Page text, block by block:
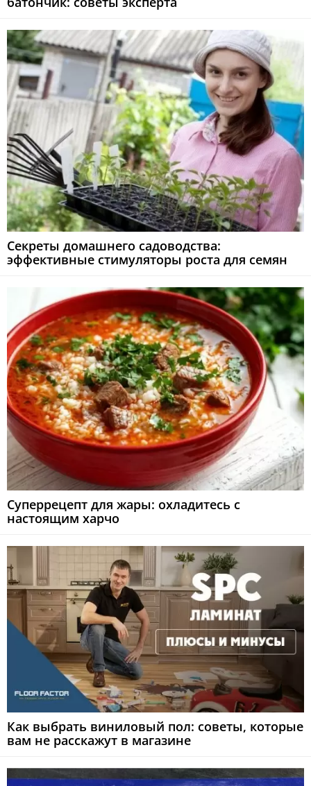
Секреты домашнего садоводства:
эффективные стимуляторы роста для семян
Суперрецепт для жары: охладитесь с
настоящим харчо
Как выбрать виниловый пол: советы, которые
вам не расскажут в магазине